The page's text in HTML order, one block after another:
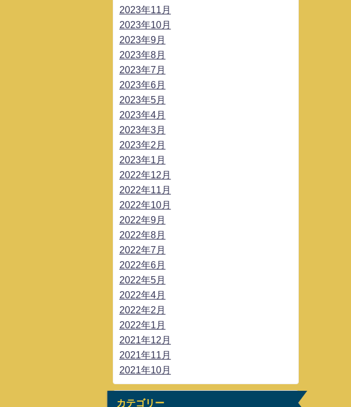
2023年11月
2023年10月
2023年9月
2023年8月
2023年7月
2023年6月
2023年5月
2023年4月
2023年3月
2023年2月
2023年1月
2022年12月
2022年11月
2022年10月
2022年9月
2022年8月
2022年7月
2022年6月
2022年5月
2022年4月
2022年2月
2022年1月
2021年12月
2021年11月
2021年10月
カテゴリー